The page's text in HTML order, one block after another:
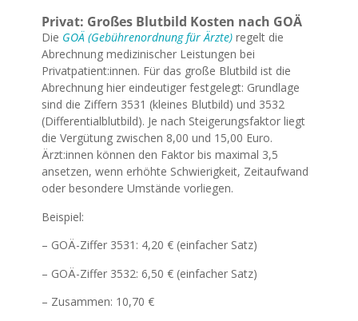
Privat: Großes Blutbild Kosten nach GOÄ
Die GOÄ (Gebührenordnung für Ärzte) regelt die
Abrechnung medizinischer Leistungen bei
Privatpatient:innen. Für das große Blutbild ist die
Abrechnung hier eindeutiger festgelegt: Grundlage
sind die Ziffern 3531 (kleines Blutbild) und 3532
(Differentialblutbild). Je nach Steigerungsfaktor liegt
die Vergütung zwischen 8,00 und 15,00 Euro.
Ärzt:innen können den Faktor bis maximal 3,5
ansetzen, wenn erhöhte Schwierigkeit, Zeitaufwand
oder besondere Umstände vorliegen.
Beispiel:
– GOÄ-Ziffer 3531: 4,20 € (einfacher Satz)
– GOÄ-Ziffer 3532: 6,50 € (einfacher Satz)
– Zusammen: 10,70 €